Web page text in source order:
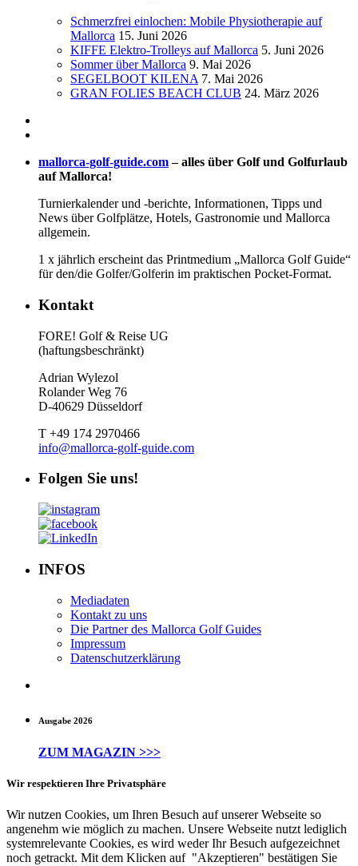
Schmerzfrei einlochen: Mobile Physiotherapie auf
Mallorca 15. Juni 2026
KIFFE Elektro-Trolleys auf Mallorca 5. Juni 2026
Sommer über Mallorca 9. Mai 2026
SEGELBOOT KILENA 7. Mai 2026
GRAN FOLIES BEACH CLUB 24. März 2026
mallorca-golf-guide.com– alles über Golf und Golfurlaub
auf Mallorca!
Turnierkalender und -berichte, Informationen, Tipps und
News über Golfplätze, Hotels, Gastronomie und Mallorca
allgemein.
1 x jährlich erscheint das Printmedium „Mallorca Golf Guide“
für den/die Golfer/Golferin im praktischen Pocket-Format.
Kontakt
FORE! Golf & Reise UG
(haftungsbeschränkt)
Adrian Wylezol
Rolander Weg 76
D-40629 Düsseldorf
T +49 174 2970466
info@mallorca-golf-guide.com
Folgen Sie uns!
INFOS
Mediadaten
Kontakt zu uns
Die Partner des Mallorca Golf Guides
Impressum
Datenschutzerklärung
Ausgabe 2026
ZUM MAGAZIN >>>
Wir respektieren Ihre Privatsphäre
Wir nutzen Cookies, um Ihren Besuch auf unserer Webseite so
angenehm wie möglich zu machen. Unsere Webseite nutzt lediglich
systemrelevante Cookies, es wird weder Ihr Besuch aufgezeichnet
noch getrackt. Mit dem Klicken auf "Akzeptieren" bestätigen Sie